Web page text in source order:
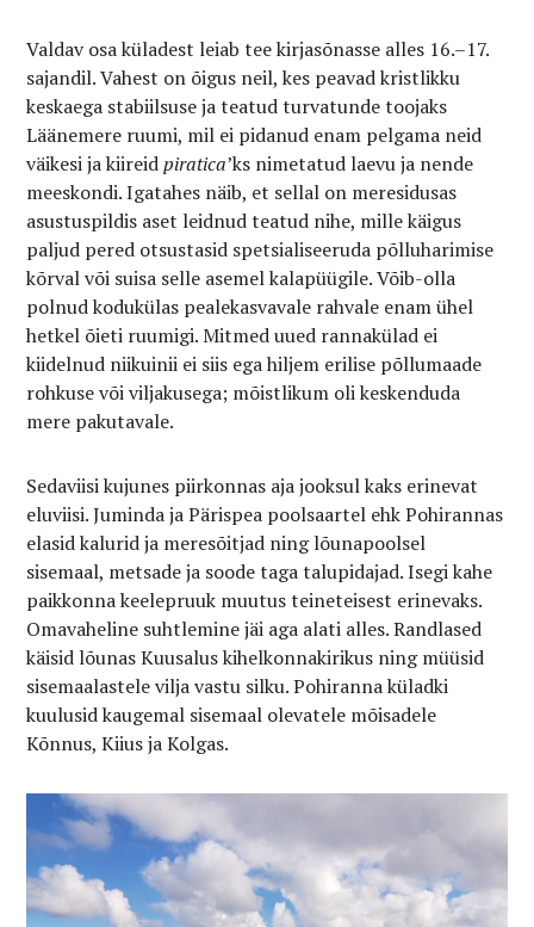
Valdav osa küladest leiab tee kirjasõnasse alles 16.–17.
sajandil. Vahest on õigus neil, kes peavad kristlikku
keskaega stabiilsuse ja teatud turvatunde toojaks
Läänemere ruumi, mil ei pidanud enam pelgama neid
väikesi ja kiireidpiratica’ks nimetatud laevu ja nende
meeskondi. Igatahes näib, et sellal on meresidusas
asustuspildis aset leidnud teatud nihe, mille käigus
paljud pered otsustasid spetsialiseeruda põlluharimise
kõrval või suisa selle asemel kalapüügile. Võib-olla
polnud kodukülas pealekasvavale rahvale enam ühel
hetkel õieti ruumigi. Mitmed uued rannakülad ei
kiidelnud niikuinii ei siis ega hiljem erilise põllumaade
rohkuse või viljakusega; mõistlikum oli keskenduda
mere pakutavale.
Sedaviisi kujunes piirkonnas aja jooksul kaks erinevat
eluviisi. Juminda ja Pärispea poolsaartel ehk Pohirannas
elasid kalurid ja meresõitjad ning lõunapoolsel
sisemaal, metsade ja soode taga talupidajad. Isegi kahe
paikkonna keelepruuk muutus teineteisest erinevaks.
Omavaheline suhtlemine jäi aga alati alles. Randlased
käisid lõunas Kuusalus kihelkonnakirikus ning müüsid
sisemaalastele vilja vastu silku. Pohiranna küladki
kuulusid kaugemal sisemaal olevatele mõisadele
Kõnnus, Kiius ja Kolgas.